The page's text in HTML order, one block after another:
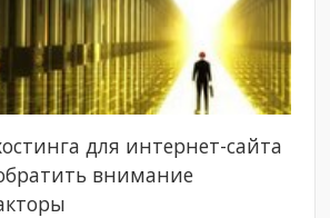
для интернет-сайта
внимание